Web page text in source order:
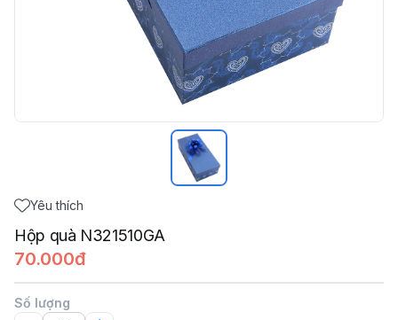
Yêu thích
Hộp quà N321510GA
70.000đ
Số lượng